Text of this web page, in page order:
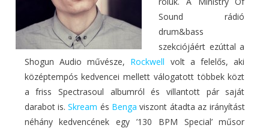
Sound rádió
drum&bass
szekciójáért ezúttal a
Shogun Audio művésze, Rockwell volt a felelős, aki
középtempós kedvencei mellett válogatott többek közt
a friss Spectrasoul albumról és villantott pár saját
darabot is.Skream és Benga viszont átadta az irányítást
néhány kedvencének egy ’130 BPM Special’ műsor